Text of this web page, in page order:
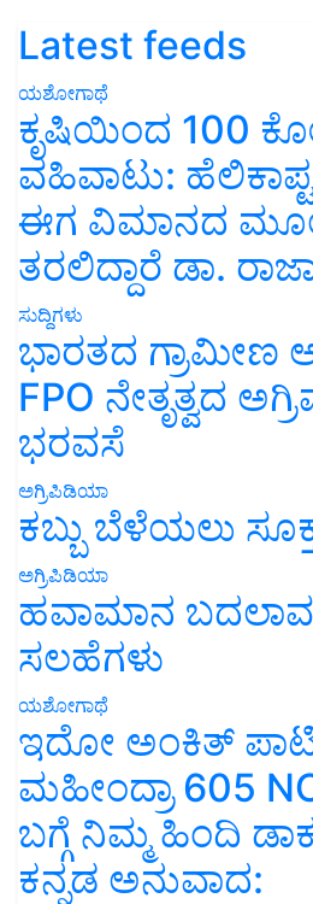
Latest feeds
ಯಶೋಗಾಥೆ
ಕೃಷಿಯಿಂದ 100
ವಹಿವಾಟು:
ಈಗ ವಿಮಾನದ
ತರಲಿದ್ದಾರೆ ಡಾ.
ಸುದ್ದಿಗಳು
ಭಾರತದ ಗ್ರಾಮೀಣ
FPO ನೇತೃತ್ವದ
ಭರವಸೆ
ಅಗ್ರಿಪಿಡಿಯಾ
ಕಬ್ಬು ಬೆಳೆಯಲು
ಅಗ್ರಿಪಿಡಿಯಾ
ಹವಾಮಾನ
ಸಲಹೆಗಳು
ಯಶೋಗಾಥೆ
ಇದೋ ಅಂಕಿತ್
ಮಹೀಂದ್ರಾ 605
ಬಗ್ಗೆ ನಿಮ್ಮ ಹಿಂದಿ
ಕನ್ನಡ ಅನುವಾದ: